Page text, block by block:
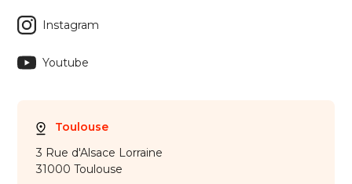
Instagram
Youtube
Toulouse
3 Rue d'Alsace Lorraine
31000 Toulouse